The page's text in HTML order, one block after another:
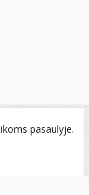
pasaulyje.